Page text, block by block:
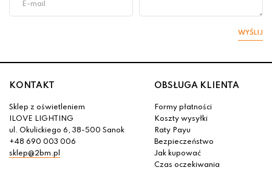
WYŚLIJ
KONTAKT
Sklep z oświetleniem
ILOVE LIGHTING
ul. Okulickiego 6, 38-500 Sanok
+48 690 003 006
sklep@2bm.pl
OBSŁUGA KLIENTA
Formy płatności
Koszty wysyłki
Raty Payu
Bezpieczeństwo
Jak kupować
Czas oczekiwania